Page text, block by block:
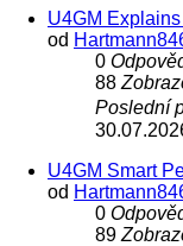
U4GM
od
0
88
Poslední
U4GM Smart
od
0
89